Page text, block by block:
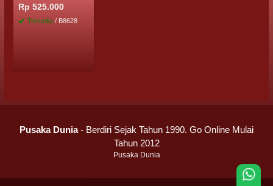
Rp 525.000
Tersedia / B8628
Pusaka Dunia- Berdiri Sejak Tahun 1990. Go Online Mulai
Tahun 2012
Pusaka Dunia